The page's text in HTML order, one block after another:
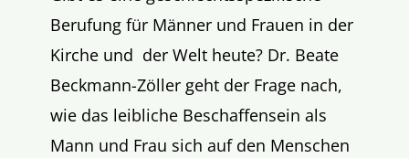
Berufung für Männer und Frauen in der
Kirche und der Welt heute? Dr. Beate
Beckmann-Zöller geht der Frage nach,
wie das leibliche Beschaffensein als
Mann und Frau sich auf den Menschen